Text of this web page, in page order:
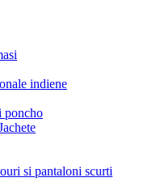
indiene
poncho
si pantaloni scurti